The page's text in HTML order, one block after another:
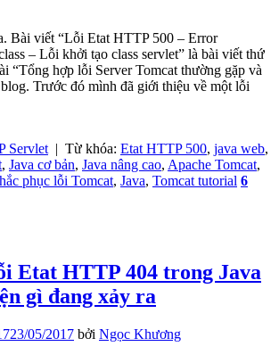
Bài viết “Lỗi Etat HTTP 500 – Error
– Lỗi khởi tạo class servlet” là bài viết thứ
“Tổng hợp lỗi Server Tomcat thường gặp và
Trước đó mình đã giới thiệu về một lỗi
Servlet | Từ khóa: Etat HTTP 500, java web,
, Java cơ bản, Java nâng cao, Apache Tomcat,
phục lỗi Tomcat, Java, Tomcat tutorial 6
Etat HTTP 404 trong Java
gì đang xảy ra
23/05/2017 bởi Ngọc Khương